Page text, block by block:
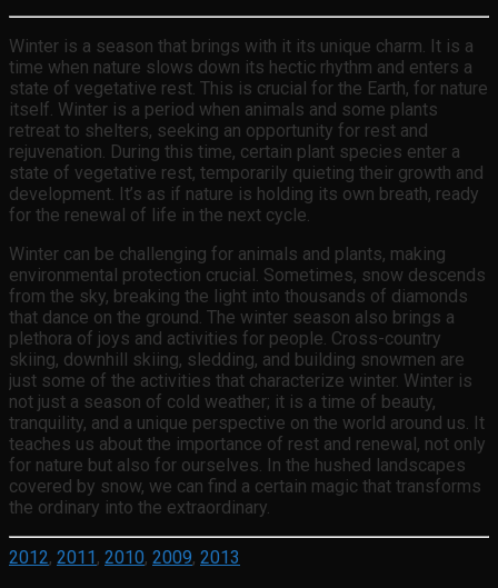
Winter is a season that brings with it its unique charm. It is a
time when nature slows down its hectic rhythm and enters a
state of vegetative rest. This is crucial for the Earth, for nature
itself. Winter is a period when animals and some plants
retreat to shelters, seeking an opportunity for rest and
rejuvenation. During this time, certain plant species enter a
state of vegetative rest, temporarily quieting their growth and
development. It’s as if nature is holding its own breath, ready
for the renewal of life in the next cycle.
Winter can be challenging for animals and plants, making
environmental protection crucial. Sometimes, snow descends
from the sky, breaking the light into thousands of diamonds
that dance on the ground. The winter season also brings a
plethora of joys and activities for people. Cross-country
skiing, downhill skiing, sledding, and building snowmen are
just some of the activities that characterize winter. Winter is
not just a season of cold weather; it is a time of beauty,
tranquility, and a unique perspective on the world around us. It
teaches us about the importance of rest and renewal, not only
for nature but also for ourselves. In the hushed landscapes
covered by snow, we can find a certain magic that transforms
the ordinary into the extraordinary.
2012, 2011 , 2010, 2009, 2013